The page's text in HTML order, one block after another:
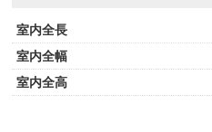
室内全長
室内全幅
室内全高